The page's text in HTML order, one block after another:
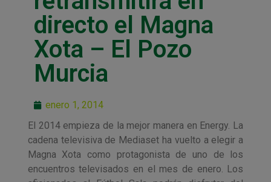
directo el Magna
Xota – El Pozo
Murcia
enero 1, 2014
El 2014 empieza de la mejor manera en Energy. La
cadena televisiva de Mediaset ha vuelto a elegir a
Magna Xota como protagonista de uno de los
encuentros televisados en el mes de enero. Los